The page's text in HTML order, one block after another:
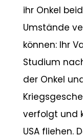
ihr Onkel
Umstände
können: Ihr
Studium
der Onkel
verfolgt und
USA fliehen.